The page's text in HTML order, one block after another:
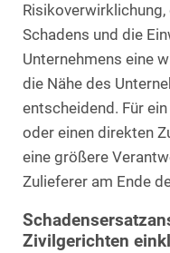
Schadens und die
Unternehmens eine
die Nähe des
entscheidend. Für
oder einen direkten
eine größere
Zulieferer am Ende
Zivilgerichten